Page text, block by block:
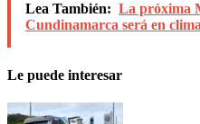
Lea También: La próxima
Cundinamarca será en
Le puede interesar